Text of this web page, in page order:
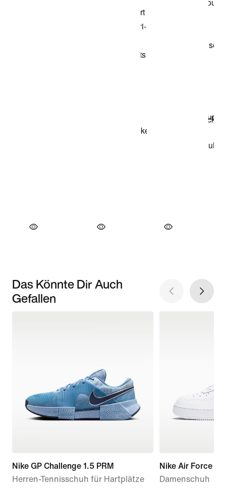
Das Könnte Dir Auch
Gefallen
Nike GP Challenge 1.5 PRM
Herren-Tennisschuh für Hartplätze
Nike Air Force 1
Damenschuh